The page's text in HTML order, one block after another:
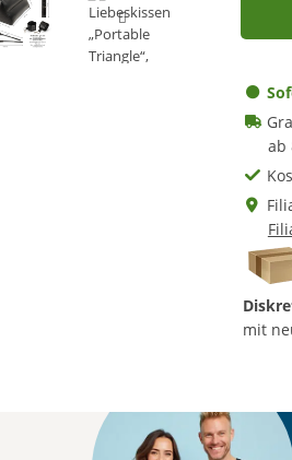
ab
mit